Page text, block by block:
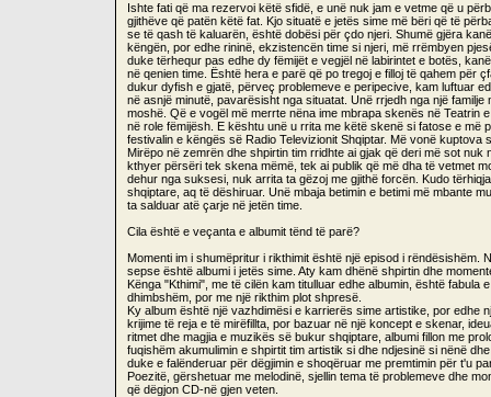
Ishte fati që ma rezervoi këtë sfidë, e unë nuk jam e vetme që u
gjithëve që patën këtë fat. Kjo situatë e jetës sime më bëri që të
se të qash të kaluarën, është dobësi për çdo njeri. Shumë gjëra
këngën, por edhe rininë, ekzistencën time si njeri, më rrëmbyen
duke tërhequr pas edhe dy fëmijët e vegjël në labirintet e botës,
në qenien time. Është hera e parë që po tregoj e filloj të qahem për
dukur dyfish e gjatë, përveç problemeve e peripecive, kam luftuar
në asnjë minutë, pavarësisht nga situatat. Unë rrjedh nga një
moshë. Që e vogël më merrte nëna ime mbrapa skenës në Teatrin
në role fëmijësh. E kështu unë u rrita me këtë skenë si fatose e më
festivalin e këngës së Radio Televizionit Shqiptar. Më vonë
Mirëpo në zemrën dhe shpirtin tim rridhte ai gjak që deri më sot
kthyer përsëri tek skena mëmë, tek ai publik që më dha të vetmet
dehur nga suksesi, nuk arrita ta gëzoj me gjithë forcën. Kudo
shqiptare, aq të dëshiruar. Unë mbaja betimin e betimi më mbante
ta salduar atë çarje në jetën time.
Cila është e veçanta e albumit tënd të parë?
Momenti im i shumëpritur i rikthimit është një episod i
sepse është albumi i jetës sime. Aty kam dhënë shpirtin dhe
Kënga "Kthimi", me të cilën kam titulluar edhe albumin, është
dhimbshëm, por me një rikthim plot shpresë.
Ky album është një vazhdimësi e karrierës sime artistike, por edhe
krijime të reja e të mirëfillta, por bazuar në një koncept e skenar,
ritmet dhe magjia e muzikës së bukur shqiptare, albumi fillon me
fuqishëm akumulimin e shpirtit tim artistik si dhe ndjesinë si nënë
duke e falënderuar për dëgjimin e shoqëruar me premtimin për t'u
Poezitë, gërshetuar me melodinë, sjellin tema të problemeve dhe
që dëgjon CD-në gjen veten.